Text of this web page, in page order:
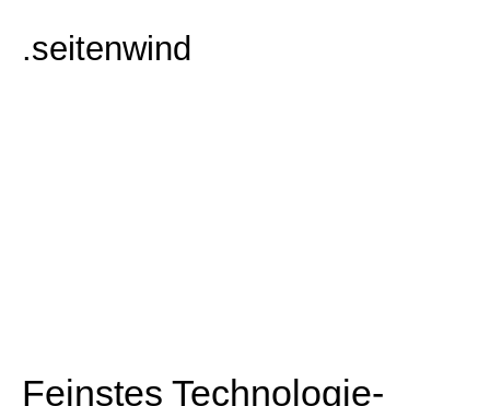
.seitenwind
Feinstes Technologie-